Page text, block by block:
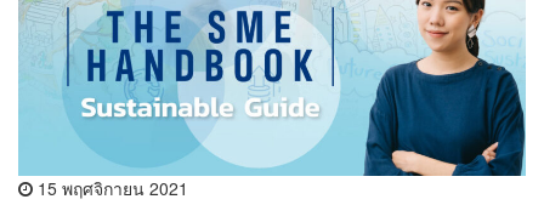
15 พฤศจิกายน 2021